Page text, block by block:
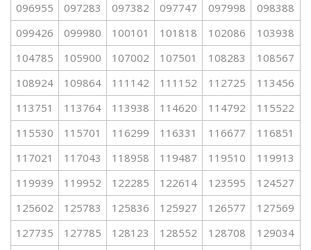
096955
097283 097382 097747 097998
098388
099426
099980 100101 101818 102086
103938
104785
105900 107002 107501 108283
108567
108924
109864 111142 111152 112725
113456
113751
113764 113938 114620 114792
115522
115530
115701 116299 116331 116677
116851
117021
117043 118958 119487 119510
119913
119939
119952 122285 122614 123595
124527
125602
125783 125836 125927 126577
127569
127735
127785 128123 128552 128708
129034